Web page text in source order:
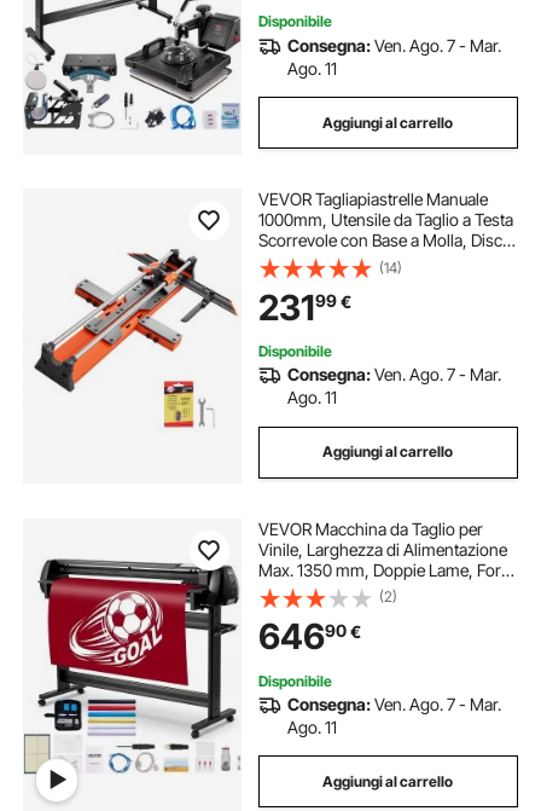
Disponibile
Consegna:Ven. Ago. 7 - Mar.
Ago. 11
Aggiungi al carrello
VEVOR Tagliapiastrelle Manuale
1000mm, Utensile da Taglio a Testa
Scorrevole con Base a Molla, Disco
da Taglio in Carburo di Tungsteno
Guida Angolare e di Allineamento,
per Lavori Ceramica Fai Da Te
(14)
23199€
Disponibile
Consegna:Ven. Ago. 7 - Mar.
Ago. 11
Aggiungi al carrello
VEVOR Macchina da Taglio per
Vinile, Larghezza di Alimentazione
Max. 1350 mm, Doppie Lame, Forza
Velocità Regolabili, Display LED, Set
Stampante per Plotter da Taglio
Vinile con Accessori e Software
(2)
64690€
Disponibile
Consegna:Ven. Ago. 7 - Mar.
Ago. 11
Aggiungi al carrello